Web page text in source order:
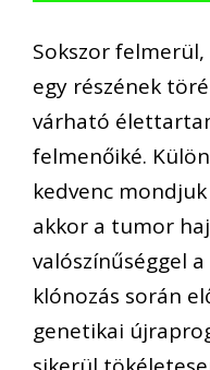
Sokszor
egy részének
várható
felmenőiké.
kedvenc
akkor a tumor
valószínűséggel
klónozás során
genetikai